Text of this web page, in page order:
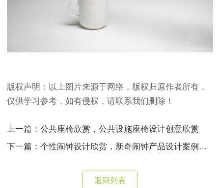
版权声明：以上图片来源于网络，版权归原作者所有，
仅供学习参考，如有侵权，请联系我们删除！
上一篇：公共座椅欣赏，公共设施座椅设计创意欣赏
下一篇：个性闹钟设计欣赏，新奇闹钟产品设计案例合集
返回列表